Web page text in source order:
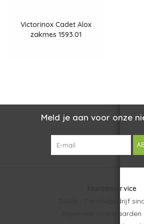
Bekijk het hele overzicht van "Zakmessen
Victorinox Cadet Alox
zakmes 1593.01
Meld je aan voor onze
Klantenservice
DéBlé – Familiebedrijf
Algemene voorwaarden